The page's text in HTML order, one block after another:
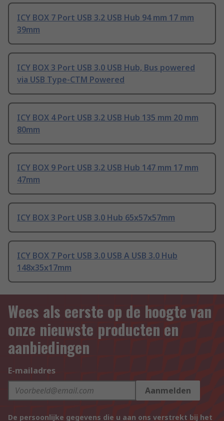
ICY BOX 7 Port USB 3.2 USB Hub 94 mm 17 mm
39mm
ICY BOX 3 Port USB 3.0 USB Hub, Bus powered
via USB Type-CTM Powered
ICY BOX 4 Port USB 3.2 USB Hub 135 mm 20 mm
80mm
ICY BOX 9 Port USB 3.2 USB Hub 147 mm 17 mm
47mm
ICY BOX 3 Port USB 3.0 Hub 65x57x57mm
ICY BOX 7 Port USB 3.0 USB A USB 3.0 Hub
148x35x17mm
Wees als eerste op de hoogte van
onze nieuwste producten en
aanbiedingen
E-mailadres
Aanmelden
De persoonlijke gegevens die u aan ons verstrekt bij het